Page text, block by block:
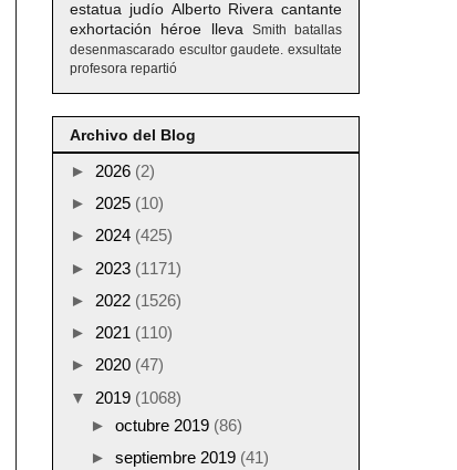
estatua judío Alberto Rivera cantante
exhortación
héroe lleva Smith
batallas
desenmascarado escultor gaudete. exsultate
profesora repartió
Archivo del Blog
► 2026 (2)
► 2025 (10)
► 2024 (425)
► 2023 (1171)
► 2022 (1526)
► 2021 (110)
► 2020 (47)
▼ 2019 (1068)
► octubre 2019 (86)
► septiembre 2019 (41)